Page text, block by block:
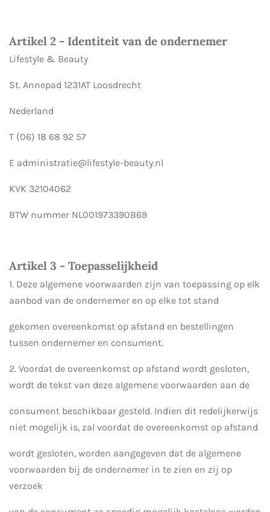
Artikel 2 - Identiteit van de ondernemer
Lifestyle & Beauty
St. Annepad 1231AT Loosdrecht
Nederland
T (06) 18 68 92 57
E administratie@lifestyle-beauty.nl
KVK 32104062
BTW nummer NL001973390B69
Artikel 3 - Toepasselijkheid
1. Deze algemene voorwaarden zijn van toepassing op elk
aanbod van de ondernemer en op elke tot stand
gekomen overeenkomst op afstand en bestellingen
tussen ondernemer en consument.
2. Voordat de overeenkomst op afstand wordt gesloten,
wordt de tekst van deze algemene voorwaarden aan de
consument beschikbaar gesteld. Indien dit redelijkerwijs
niet mogelijk is, zal voordat de overeenkomst op afstand
wordt gesloten, worden aangegeven dat de algemene
voorwaarden bij de ondernemer in te zien en zij op
verzoek